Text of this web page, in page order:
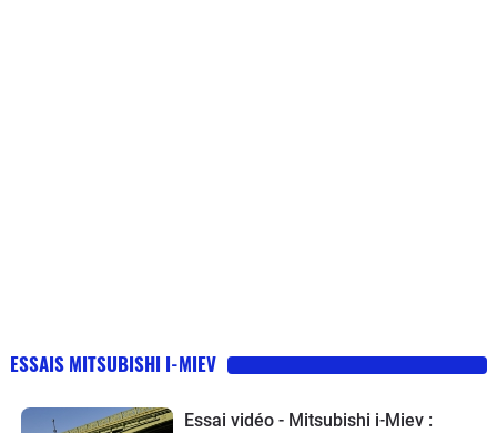
ESSAIS MITSUBISHI I-MIEV
Essai vidéo - Mitsubishi i-Miev :